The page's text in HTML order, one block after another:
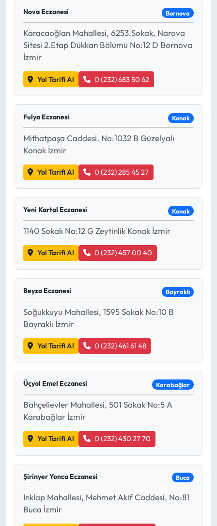
Nova Eczanesi Bornova
Karacaoğlan Mahallesi, 6253.Sokak, Narova
Sitesi 2.Etap Dükkan Bölümü No:12 D Bornova
İzmir
Yol Tarifi Al 0 (232) 683 50 62
Fulya Eczanesi Konak
Mithatpaşa Caddesi, No:1032 B Güzelyalı
Konak İzmir
Yol Tarifi Al 0 (232) 285 45 27
Yeni Kartal Eczanesi Konak
1140 Sokak No:12 G Zeytinlik Konak İzmir
Yol Tarifi Al 0 (232) 457 00 40
Beyza Eczanesi Bayraklı
Soğukkuyu Mahallesi, 1595 Sokak No:10 B
Bayraklı İzmir
Yol Tarifi Al 0 (232) 461 61 48
Üçyol Emel Eczanesi Karabağlar
Bahçelievler Mahallesi, 501 Sokak No:5 A
Karabağlar İzmir
Yol Tarifi Al 0 (232) 430 27 70
Şirinyer Yonca Eczanesi Buca
Inklap Mahallesi, Mehmet Akif Caddesi, No:81
Buca İzmir
Eğitim
Ekonomi
Kargı Haberleri
Kimdir?
Kültür Sanat
Laçin Haberleri
Magazin
Ortaköy Haberleri
Osmancık Haberleri
Otomotiv
Resmi İlan
Resmi Reklam
Sağlık
Siyaset
Spor
Sungurlu Haberleri
Turizm